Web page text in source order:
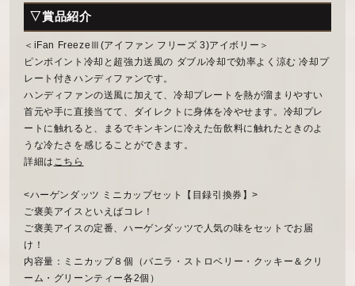
▽賞品紹介
＜iFan FreezeⅢ(アイファン フリーズ 3)アイボリー＞
ピンポイント冷却と超強力送風の ダブル冷却で効率よく涼む 冷却プ
レート付きハンディファンです。
ハンディファンの送風に加えて、冷却プレートを熱が溜まりやすい
首元や手に直接当てて、ダイレクトに身体を冷やせます。冷却プレ
ートに触れると、まるでキンキンに冷えた缶飲料に触れたときのよ
うな冷たさを感じることができます。
詳細は こちら
<ハーゲンダッツ ミニカップセット【目録引換券】>
ご褒美アイスといえばコレ！
ご褒美アイスの定番、ハーゲンダッツで人気の味をセットでお届
け！
内容量：ミニカップ８個（バニラ・ストロベリー・クッキー＆クリ
ーム・グリーンティー各2個）